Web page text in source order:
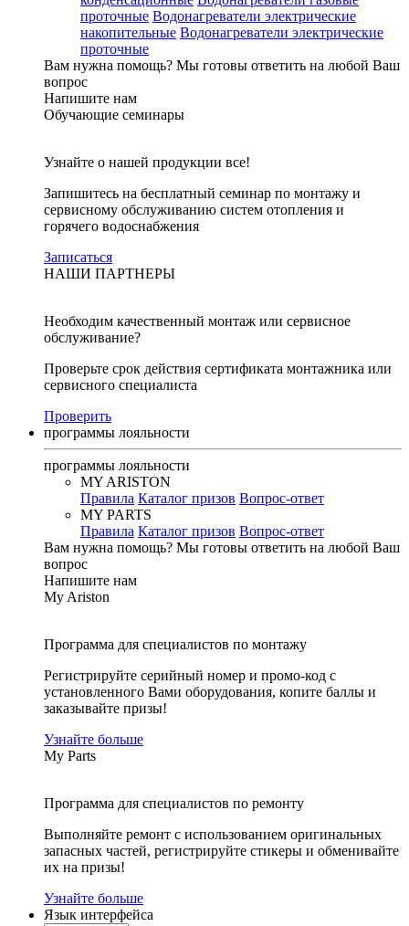
проточные Водонагреватели электрические
накопительные Водонагреватели электрические
проточные
Вам нужна помощь? Мы готовы ответить на любой Ваш
вопрос
Напишите нам
Обучающие семинары
Узнайте о нашей продукции все!
Запишитесь на бесплатный семинар по монтажу и
сервисному обслуживанию систем отопления и
горячего водоснабжения
Записаться
НАШИ ПАРТНЕРЫ
Необходим качественный монтаж или сервисное
обслуживание?
Проверьте срок действия сертификата монтажника или
сервисного специалиста
Проверить
программы лояльности
программы лояльности
MY ARISTON
Правила Каталог призов Вопрос-ответ
MY PARTS
Правила Каталог призов Вопрос-ответ
Вам нужна помощь? Мы готовы ответить на любой Ваш
вопрос
Напишите нам
My Ariston
Программа для специалистов по монтажу
Регистрируйте серийный номер и промо-код с
установленного Вами оборудования, копите баллы и
заказывайте призы!
Узнайте больше
My Parts
Программа для специалистов по ремонту
Выполняйте ремонт с использованием оригинальных
запасных частей, регистрируйте стикеры и обменивайте
их на призы!
Узнайте больше
Язык интерфейса